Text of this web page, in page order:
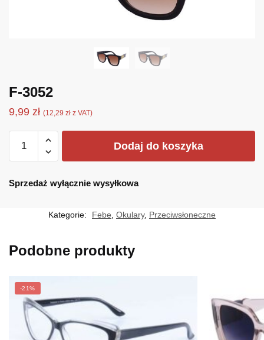
F-3052
9,99 zł (12,29 zł z VAT)
Dodaj do koszyka
Sprzedaż wyłącznie wysyłkowa
Kategorie: Febe Okulary, Przeciwsłoneczne
Podobne produkty
-21%